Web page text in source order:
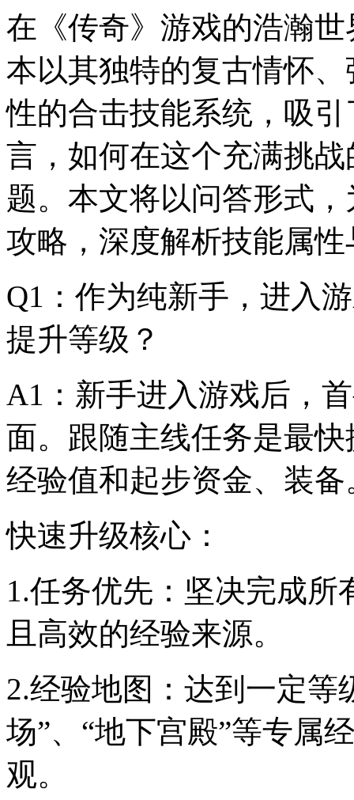
在《传奇》游戏的浩瀚
本以其独特的复古情怀
性的合击技能系统，吸
言，如何在这个充满挑
题。本文将以问答形式
攻略，深度解析技能属
Q1：作为纯新手，进入
提升等级？
A1：新手进入游戏后，
面。跟随主线任务是最
经验值和起步资金、装备
快速升级核心：
1.任务优先：坚决完成
且高效的经验来源。
2.经验地图：达到一定等
场”、“地下宫殿”等专属
观。